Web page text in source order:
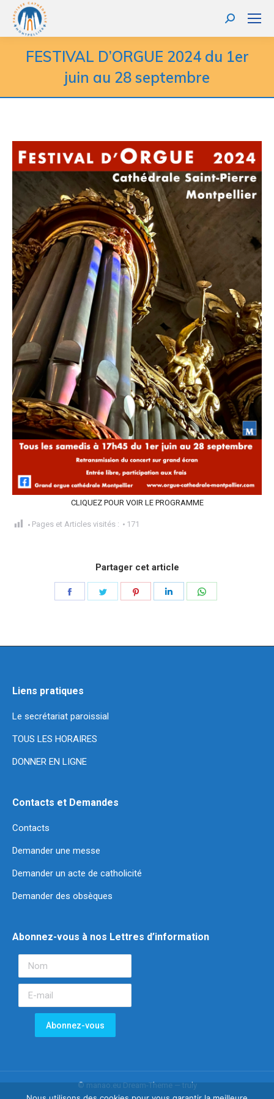
FESTIVAL D’ORGUE 2024 du 1er
juin au 28 septembre
CLIQUEZ POUR VOIR LE PROGRAMME
Pages et Articles visités : 171
Partager cet article
Liens pratiques
Le secrétariat paroissial
TOUS LES HORAIRES
DONNER EN LIGNE
Contacts et Demandes
Contacts
Demander une messe
Demander un acte de catholicité
Demander des obsèques
Abonnez-vous à nos Lettres d’information
© manao.eu Dream-Theme — truly